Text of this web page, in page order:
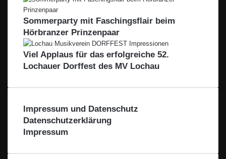
Sommerparty mit Faschingsflair beim
Hörbranzer Prinzenpaar
Viel Applaus für das erfolgreiche 52.
Lochauer Dorffest des MV Lochau
Impressum und Datenschutz
Datenschutzerklärung
Impressum